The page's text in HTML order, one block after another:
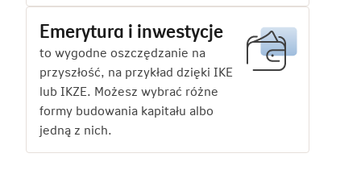
Emerytura i inwestycje
to wygodne oszczędzanie na
przyszłość, na przykład dzięki IKE
lub IKZE. Możesz wybrać różne
formy budowania kapitału albo
jedną z nich.